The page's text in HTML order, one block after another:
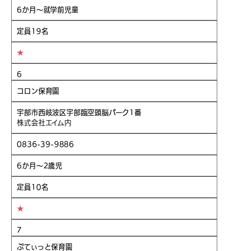
6か月～就学前児童
定員19名
★
6
コロン保育園
宇部市西岐波区宇部臨空頭脳パーク1番
株式会社エイム内
0836-39-9886
6か月～2歳児
定員10名
★
7
ぷてぃっと保育園